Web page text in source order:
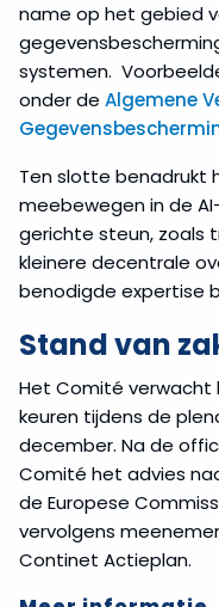
name op het gebied
systemen.
onder de Algemene
Ten slotte benadrukt
meebewegen in de
gerichte steun, zoals
kleinere decentrale
benodigde expertise
Stand van
Het Comité
keuren tijdens de
december. Na de
Comité het advies
de Europese
vervolgens
Continet Actieplan.